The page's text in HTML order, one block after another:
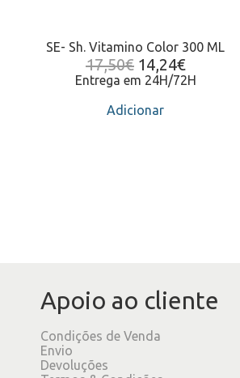
SE- Sh. Vitamino Color 300 ML
17,50€ 14,24€
Entrega em 24H/72H
Adicionar
Apoio ao cliente
Condições de Venda
Envio
Devoluções